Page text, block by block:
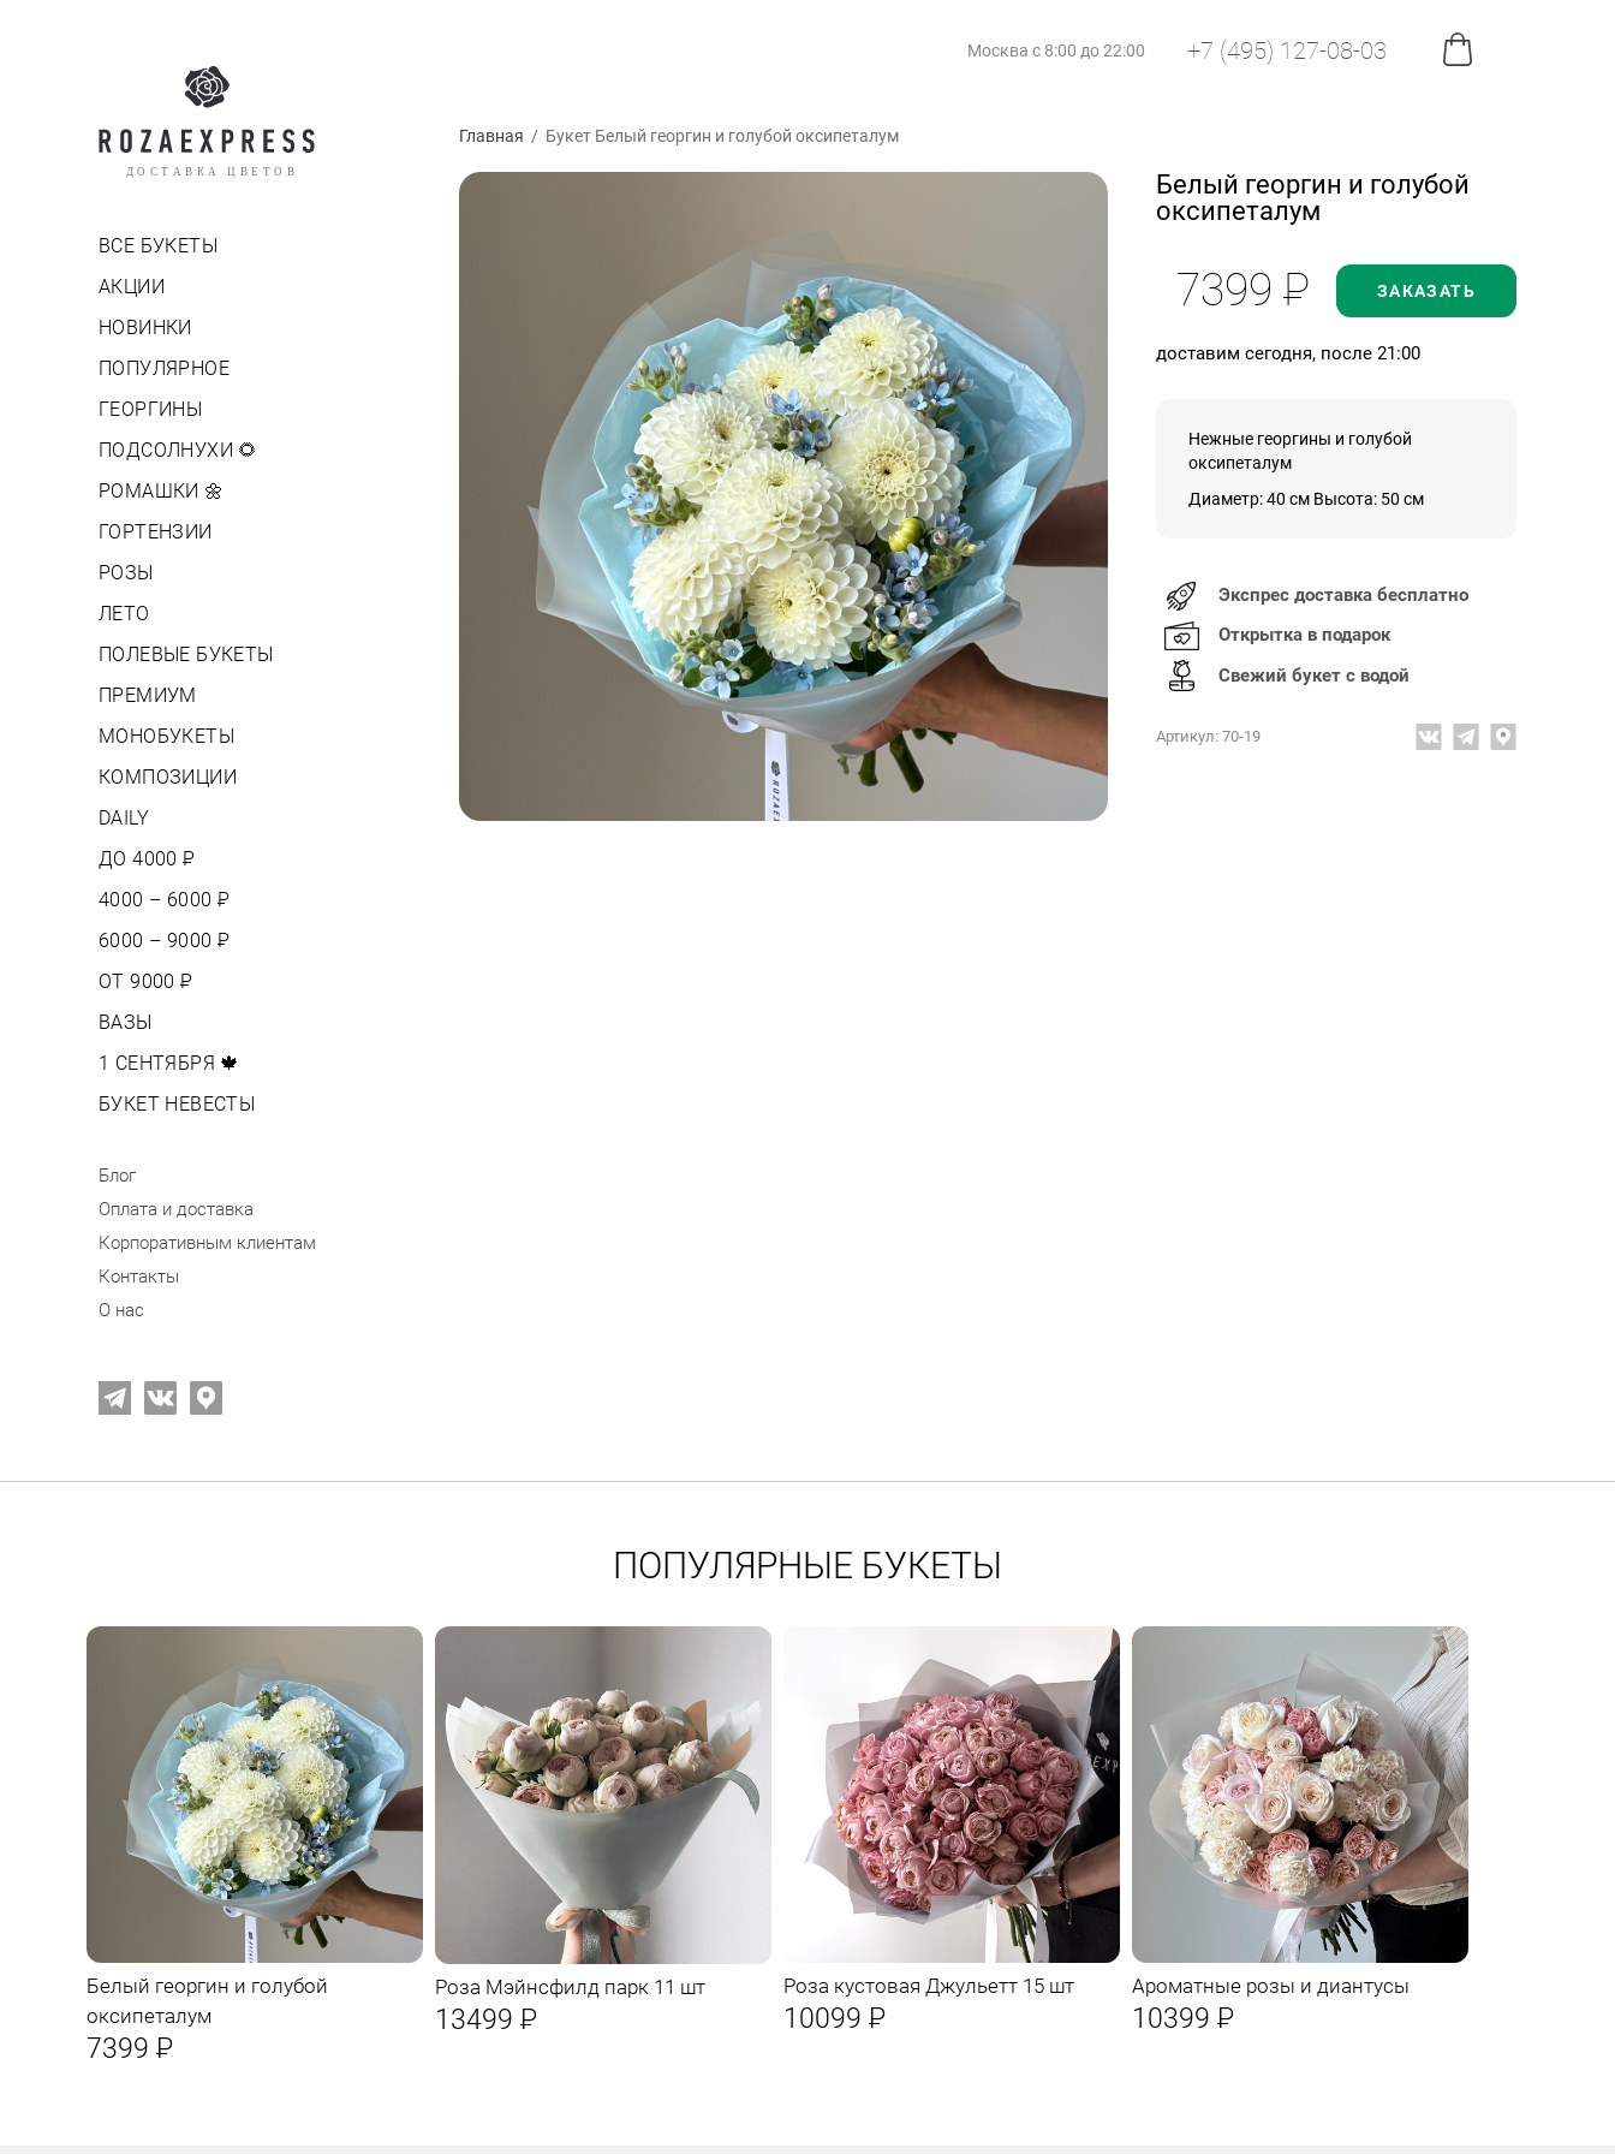
ДОСТАВКА ЦВЕТОВ
ВСЕ БУКЕТЫ
АКЦИИ
НОВИНКИ
ПОПУЛЯРНОЕ
ГЕОРГИНЫ
ПОДСОЛНУХИ 🌻
РОМАШКИ 🌼
ГОРТЕНЗИИ
РОЗЫ
ЛЕТО
ПОЛЕВЫЕ БУКЕТЫ
ПРЕМИУМ
МОНОБУКЕТЫ
КОМПОЗИЦИИ
DAILY
ДО 4000Р
4000 – 6000 Р
6000 – 9000 Р
ОТ 9000Р
ВАЗЫ
1 СЕНТЯБРЯ 🍁
БУКЕТ НЕВЕСТЫ
Блог
Оплата и доставка
Корпоративным клиентам
Контакты
О нас
Москва с 8:00 до 22:00 +7 (495) 127-08-03
Главная / Букет Белый георгин и голубой оксипеталум
Белый георгин и голубой
оксипеталум
7399Р ЗАКАЗАТЬ
доставим сегодня, после 21:00
Нежные георгины и голубой
оксипеталум
Диаметр: 40 см Высота: 50 см
Экспрес доставка бесплатно
Открытка в подарок
Свежий букет с водой
Артикул: 70-19
ПОПУЛЯРНЫЕ БУКЕТЫ
Белый георгин и голубой
оксипеталум
7399 Р
Роза Мэйнсфилд парк 11 шт
13499 Р
Роза кустовая Джульетт 15 шт
10099 Р
Ароматные розы и диантусы
10399 Р